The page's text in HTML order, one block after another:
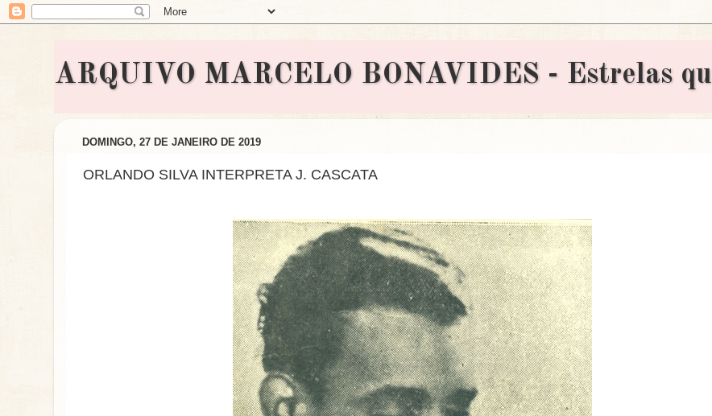
ARQUIVO MARCELO BONAVIDES - Estrelas
DOMINGO, 27 DE JANEIRO DE 2019
ORLANDO SILVA INTERPRETA J. CASCATA